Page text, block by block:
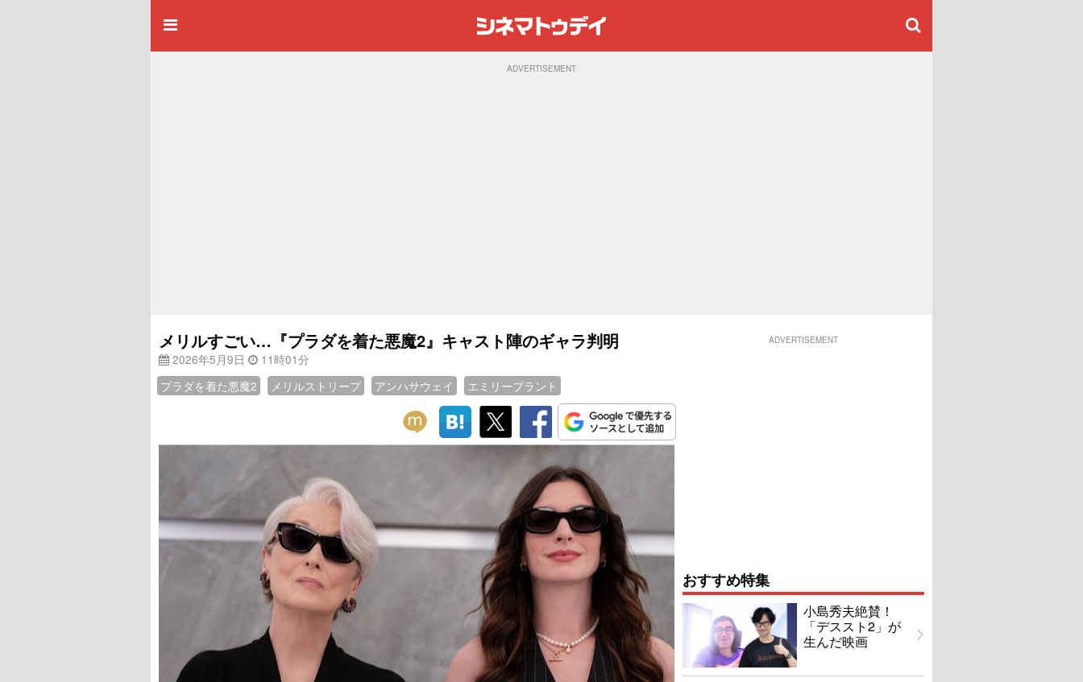
ADVERTISEMENT
メリルすごい…『プラダを着た悪魔2』キャスト陣のギャラ判明
2026年5月9日
11時01分
プラダを着た悪魔2
メリルストリープ アンハサウェイ エミリーブラント
ADVERTISEMENT
おすすめ特集
小島秀夫絶賛！
「デススト2」が
生んだ映画